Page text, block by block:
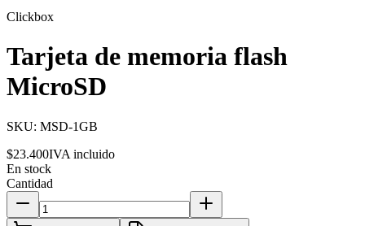
Clickbox
Tarjeta de memoria flash
MicroSD
SKU: MSD-1GB
$23.400IVA incluido
En stock
Cantidad